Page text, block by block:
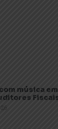
música